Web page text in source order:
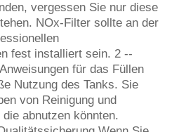
vergessen Sie nur diese
NOx-Filter sollte an der
fest installiert sein. 2 --
für das Füllen
Nutzung des Tanks. Sie
von Reinigung und
abnutzen könnten.